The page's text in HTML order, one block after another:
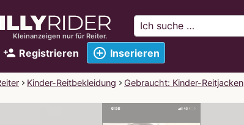
Kleinanzeigen nur für Reiter.
person_add Registrieren add_circle_outline Inserieren
Kinder-Reitbekleidung Gebraucht: Kinder-Reitjacken